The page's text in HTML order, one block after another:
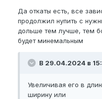
Да откаты есть, все
продолжил нупить с
дольше тем лучше, тем
будет минемальным
В 29.04.2024 в
Увеличивая его в
ширину или